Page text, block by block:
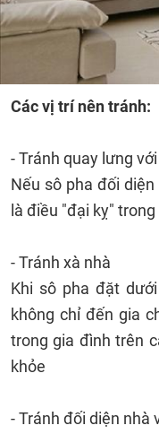
Các vị trí nên tránh:
- Tránh quay lưng
Nếu sô pha đối
là điều "đại kỵ"
- Tránh xà nhà
Khi sô pha đặt
không chỉ đến gia
trong gia đình trên
khỏe
- Tránh đối diện nhà